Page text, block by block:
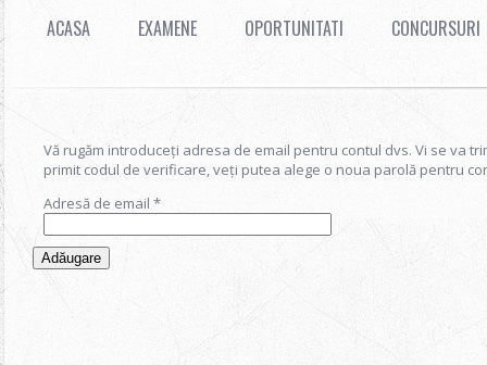
ACASA EXAMENE OPORTUNITATI CONCURSURI
Vă rugăm introduceți adresa de email pentru contul dvs. Vi se va
primit codul de verificare, veți putea alege o noua parolă pentru
Adresă de email *
Adăugare